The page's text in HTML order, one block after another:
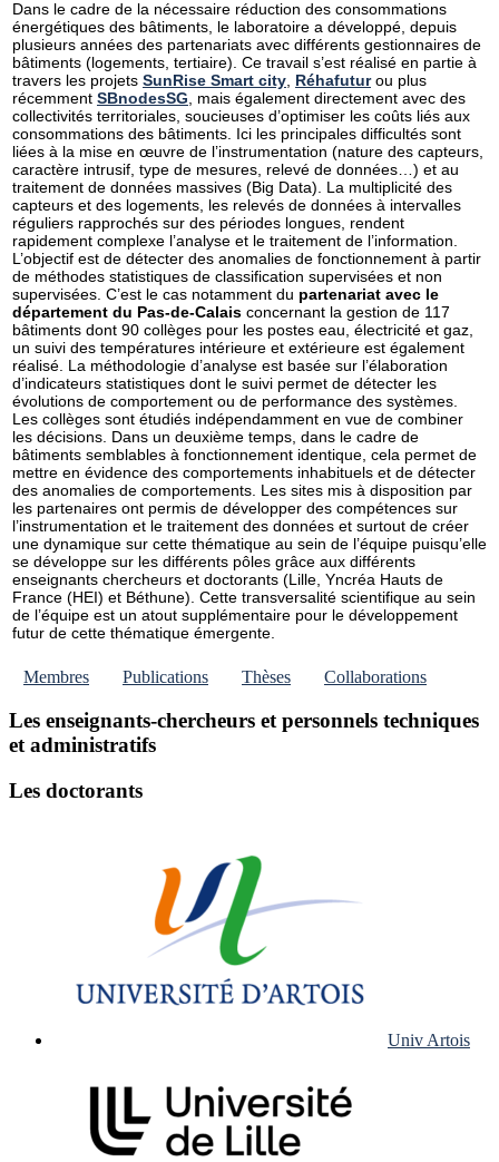
Dans le cadre de la nécessaire réduction des consommations
énergétiques des bâtiments, le laboratoire a développé, depuis
plusieurs années des partenariats avec différents gestionnaires de
bâtiments (logements, tertiaire). Ce travail s’est réalisé en partie à
travers les projets SunRise Smart city Réhafuturou plus
récemment SBnodesSG , mais également directement avec des
collectivités territoriales, soucieuses d’optimiser les coûts liés aux
consommations des bâtiments. Ici les principales difficultés sont
liées à la mise en œuvre de l’instrumentation (nature des capteurs,
caractère intrusif, type de mesures, relevé de données…) et au
traitement de données massives (Big Data). La multiplicité des
capteurs et des logements, les relevés de données à intervalles
réguliers rapprochés sur des périodes longues, rendent
rapidement complexe l’analyse et le traitement de l’information.
L’objectif est de détecter des anomalies de fonctionnement à partir
de méthodes statistiques de classification supervisées et non
supervisées. C’est le cas notamment du partenariat avec le
département du Pas-de-Calais concernant la gestion de 117
bâtiments dont 90 collèges pour les postes eau, électricité et gaz,
un suivi des températures intérieure et extérieure est également
réalisé. La méthodologie d’analyse est basée sur l’élaboration
d’indicateurs statistiques dont le suivi permet de détecter les
évolutions de comportement ou de performance des systèmes.
Les collèges sont étudiés indépendamment en vue de combiner
les décisions. Dans un deuxième temps, dans le cadre de
bâtiments semblables à fonctionnement identique, cela permet de
mettre en évidence des comportements inhabituels et de détecter
des anomalies de comportements. Les sites mis à disposition par
les partenaires ont permis de développer des compétences sur
l’instrumentation et le traitement des données et surtout de créer
une dynamique sur cette thématique au sein de l’équipe puisqu’elle
se développe sur les différents pôles grâce aux différents
enseignants chercheurs et doctorants (Lille, Yncréa Hauts de
France (HEI) et Béthune). Cette transversalité scientifique au sein
de l’équipe est un atout supplémentaire pour le développement
futur de cette thématique émergente.
Membres Publications Thèses Collaborations
Les enseignants-chercheurs et personnels techniques
et administratifs
Les doctorants
Univ Artois